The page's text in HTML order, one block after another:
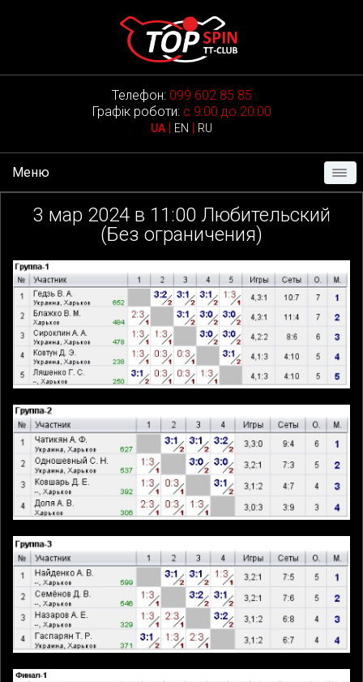
Телефон: 099 602 85 85
Графік роботи: с 9:00 до 20:00
UA | EN | RU
Меню
3 мар 2024 в 11:00 Любительский
(Без ограничения)